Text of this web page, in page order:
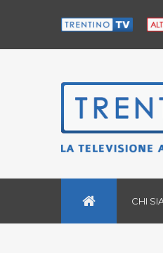
CHI